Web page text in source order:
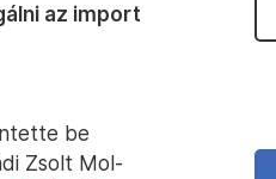
az import
be
Zsolt Mol-